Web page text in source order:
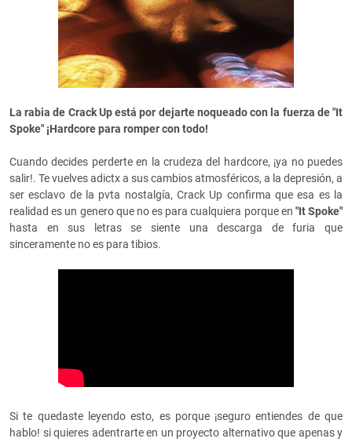
La rabia de Crack Up está por dejarte noqueado con la fuerza de "It
Spoke" ¡Hardcore para romper con todo!
Cuando decides perderte en la crudeza del hardcore, ¡ya no puedes
salir!. Te vuelves adictx a sus cambios atmosféricos, a la depresión, a
ser esclavo de la pvta nostalgía, Crack Up confirma que esa es la
realidad es un genero que no es para cualquiera porque en "It Spoke"
hasta en sus letras se siente una descarga de furia que
sinceramente no es para tibios.
Si te quedaste leyendo esto, es porque ¡seguro entiendes de que
hablo! si quieres adentrarte en un proyecto alternativo que apenas y